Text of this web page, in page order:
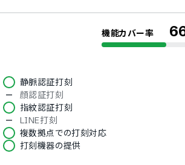
モバイルブラウザ（スマホブラウザ）対
応
機能カバー率
静脈認証打刻
顔認証打刻
指紋認証打刻
LINE打刻
複数拠点での打刻対応
打刻機器の提供